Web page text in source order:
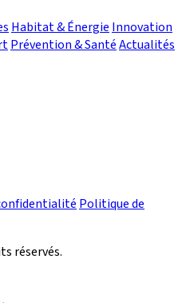
Habitat & Énergie Innovation
Prévention & SantéActualités
Politique de
réservés.